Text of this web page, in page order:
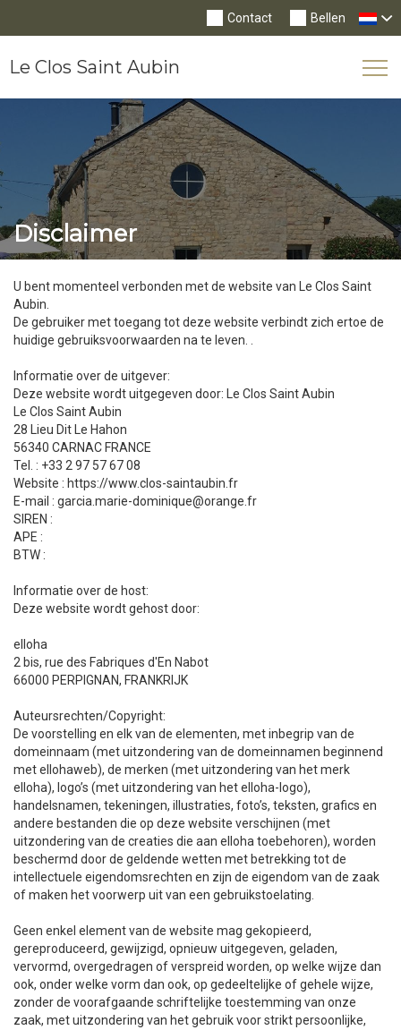
Bellen
Contact
Le Clos Saint Aubin
Disclaimer
U bent momenteel verbonden met de website van Le Clos Saint
Aubin.
De gebruiker met toegang tot deze website verbindt zich ertoe de
huidige gebruiksvoorwaarden na te leven. .
Informatie over de uitgever:
Deze website wordt uitgegeven door: Le Clos Saint Aubin
Le Clos Saint Aubin
28 Lieu Dit Le Hahon
56340 CARNAC FRANCE
Tel. : +33 2 97 57 67 08
Website : https://www.clos-saintaubin.fr
E-mail : garcia.marie-dominique@orange.fr
SIREN :
APE :
BTW :
Informatie over de host:
Deze website wordt gehost door:
elloha
2 bis, rue des Fabriques d'En Nabot
66000 PERPIGNAN, FRANKRIJK
Auteursrechten/Copyright:
De voorstelling en elk van de elementen, met inbegrip van de
domeinnaam (met uitzondering van de domeinnamen beginnend
met ellohaweb), de merken (met uitzondering van het merk
elloha), logo’s (met uitzondering van het elloha-logo),
handelsnamen, tekeningen, illustraties, foto’s, teksten, grafics en
andere bestanden die op deze website verschijnen (met
uitzondering van de creaties die aan elloha toebehoren), worden
beschermd door de geldende wetten met betrekking tot de
intellectuele eigendomsrechten en zijn de eigendom van de zaak
of maken het voorwerp uit van een gebruikstoelating.
Geen enkel element van de website mag gekopieerd,
gereproduceerd, gewijzigd, opnieuw uitgegeven, geladen,
vervormd, overgedragen of verspreid worden, op welke wijze dan
ook, onder welke vorm dan ook, op gedeeltelijke of gehele wijze,
zonder de voorafgaande schriftelijke toestemming van onze
zaak, met uitzondering van het gebruik voor strikt persoonlijke,